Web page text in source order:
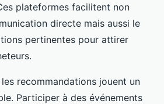
plateformes facilitent non
directe mais aussi le
pertinentes pour attirer
recommandations jouent un
Participer à des événements